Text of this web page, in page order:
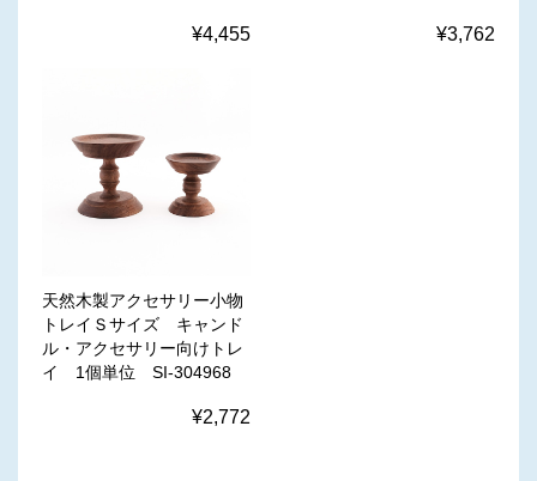
¥4,455 ¥3,762
天然木製アクセサリー小物
トレイＳサイズ キャンド
ル・アクセサリー向けトレ
イ 1個単位 SI-304968
¥2,772